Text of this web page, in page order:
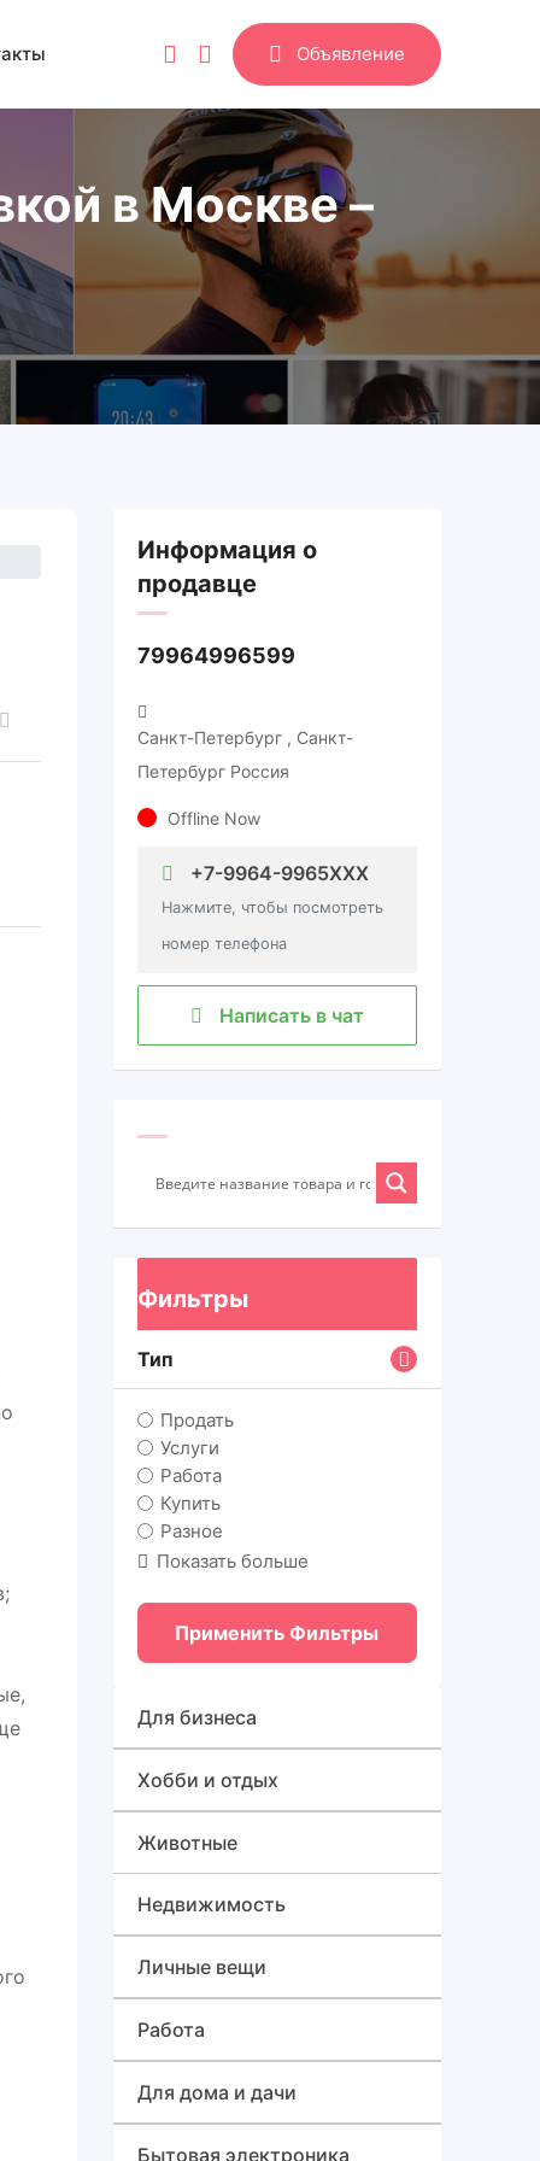
Объявление
в Москве –
Информация о
продавце
79964996599
Санкт-Петербург , Санкт-
Петербург Россия
Offline Now
+7-9964-9965XXX
Нажмите, чтобы посмотреть
номер телефона
Написать в чат
Фильтры
Тип
Продать
Услуги
Работа
Купить
Разное
Показать больше
Применить Фильтры
Для бизнеса
Оборудование для бизнеса
Готовый бизнес
Товары для бизнеса
Хобби и отдых
Спорт, туризм и отдых
Для быта
Животные
Недвижимость
Дома, квартиры, дачи,
коттеджи
Земельные участки
Коммерческая
недвижимость
Личные вещи
Красота и здоровье
Приборы, аппараты и
аксессуары
Детская одежда, обувь и
аксессуары
Работа
Вакансии
Резюме
Для дома и дачи
Продукты
Бытовая электроника